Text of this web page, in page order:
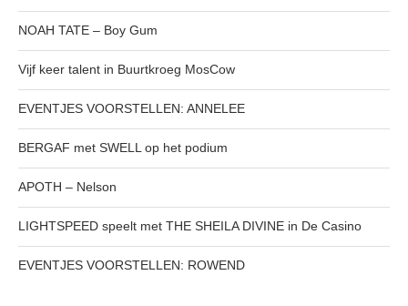
NOAH TATE – Boy Gum
Vijf keer talent in Buurtkroeg MosCow
EVENTJES VOORSTELLEN: ANNELEE
BERGAF met SWELL op het podium
APOTH – Nelson
LIGHTSPEED speelt met THE SHEILA DIVINE in De Casino
EVENTJES VOORSTELLEN: ROWEND